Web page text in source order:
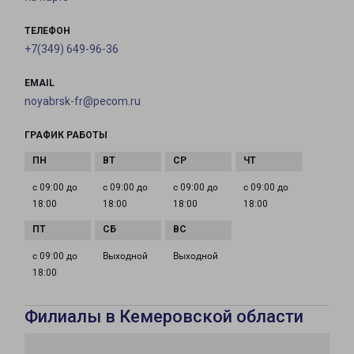
ТЕЛЕФОН
+7(349) 649-96-36
EMAIL
noyabrsk-fr@pecom.ru
ГРАФИК РАБОТЫ
с 09:00 до
18:00
с 09:00 до
18:00
с 09:00 до
18:00
с 09:00 до
18:00
с 09:00 до
18:00
Выходной Выходной
Филиалы в Кемеровской области